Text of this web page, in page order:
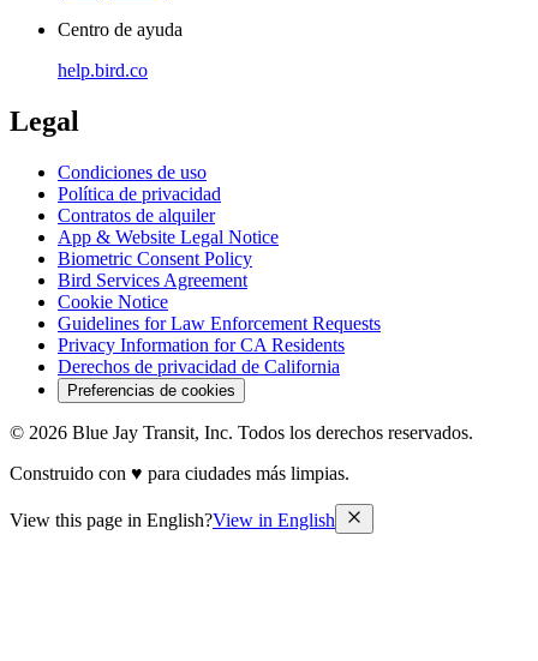
Centro de ayuda
help.bird.co
Legal
Condiciones de uso
Política de privacidad
Contratos de alquiler
App & Website Legal Notice
Biometric Consent Policy
Bird Services Agreement
Cookie Notice
Guidelines for Law Enforcement Requests
Privacy Information for CA Residents
Derechos de privacidad de California
Preferencias de cookies
© 2026 Blue Jay Transit, Inc. Todos los derechos reservados.
Construido con ♥ para ciudades más limpias.
View this page in English?View in English